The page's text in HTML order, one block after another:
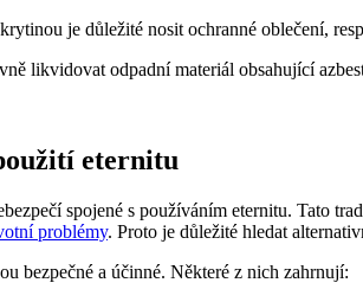
je důležité nosit ochranné oblečení,
likvidovat odpadní materiál obsahující
eternitu
spojené s používáním eternitu. Tato
problémy. Proto je důležité hledat
bezpečné a účinné. Některé z nich zahrnují: